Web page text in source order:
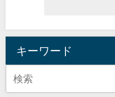
キーワード